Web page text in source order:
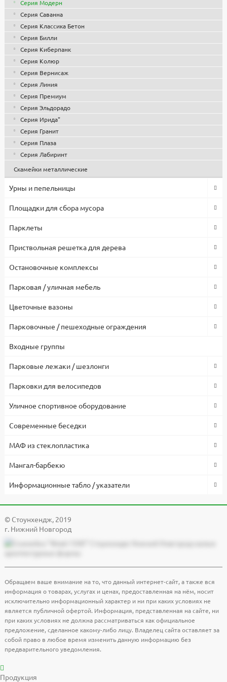
объемами, что позволило снизить себестоимость продукции.
Все изделия проходят контроль качества, используются
сертифицированные комплектующие и материалы. Гарантия
1 год.
Серия Модерн
Серия Саванна
Серия Классика Бетон
Серия Билли
Серия Киберпанк
Серия Колюр
Серия Вернисаж
Серия Линия
Серия Премиум
Серия Эльдорадо
Серия Ирида"
Серия Гранит
Серия Плаза
Серия Лабиринт
Скамейки металлические
Урны и пепельницы
Площадки для сбора мусора
Парклеты
Приствольная решетка для дерева
Остановочные комплексы
Парковая / уличная мебель
Цветочные вазоны
Парковочные / пешеходные ограждения
Входные группы
Парковые лежаки / шезлонги
Парковки для велосипедов
Уличное спортивное оборудование
Современные беседки
МАФ из стеклопластика
Мангал-барбекю
Информационные табло / указатели
© Cтоунхендж, 2019
г. Нижний Новгород
Обращаем ваше внимание на то, что данный интернет-сайт, а также вся
информация о товарах, услугах и ценах, предоставленная на нём, носит
исключительно информационный характер и ни при каких условиях не
является публичной офертой. Информация, представленная на сайте, ни
при каких условиях не должна рассматриваться как официальное
предложение, сделанное какому-либо лицу. Владелец сайта оставляет за
собой право в любое время изменить данную информацию без
предварительного уведомления.
Продукция